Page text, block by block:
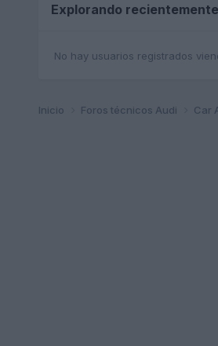
Explorando
No hay usuarios registrados
Inicio Foros técnicos Audi Car